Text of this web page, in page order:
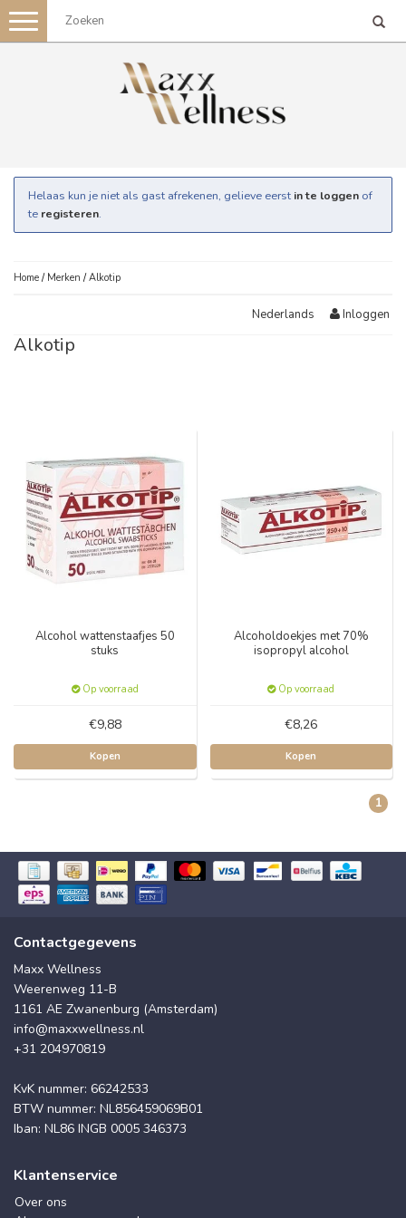
Toggle
navigation
Helaas kun je niet als gast afrekenen, gelieve eerst in te loggen of
te registeren.
Home / Merken /Alkotip
Nederlands Inloggen
Alkotip
Alcohol wattenstaafjes 50
stuks
Op voorraad
€9,88
Kopen
Alcoholdoekjes met 70%
isopropyl alcohol
Op voorraad
€8,26
Kopen
1
Contactgegevens
Maxx Wellness
Weerenweg 11-B
1161 AE Zwanenburg (Amsterdam)
info@maxxwellness.nl
+31 204970819
KvK nummer: 66242533
BTW nummer: NL856459069B01
Iban: NL86 INGB 0005 346373
Klantenservice
Over ons